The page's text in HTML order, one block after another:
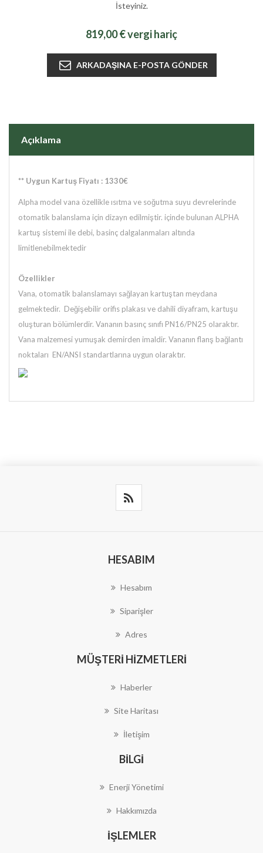
İsteyiniz.
819,00 € vergi hariç
Açıklama
** Uygun Kartuş Fiyatı : 1330€
Alpha model vana özellikle ısıtma ve soğutma suyu devrelerinde
otomatik balanslama için dizayn edilmiştir. içinde bulunan ALPHA
kartuş sistemi ile debi, basinç dalgalanmaları altında
limitlenebilmektedir
Özellikler
Vana, otomatik balanslamayı sağlayan kartuştan meydana
gelmektedir. Değişebilir orifis plakası ve dahili diyafram, kartuşu
oluşturan bölümlerdir. Vananın basınç sınıfı PN16/PN25 olaraktır.
Vana malzemesi yumuşak demirden imaldir. Vananın flanş bağlantı
noktaları EN/ANSI standartlarına uygun olaraktır.
HESABIM
Hesabım
Siparişler
Adres
MÜŞTERI HIZMETLERI
Haberler
Site Haritası
İletişim
BILGI
Enerji Yönetimi
Hakkımızda
İŞLEMLER